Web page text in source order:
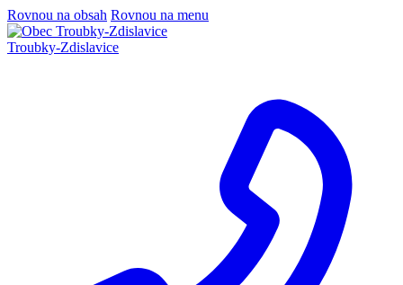
Rovnou na obsah Rovnou na menu
Troubky-Zdislavice